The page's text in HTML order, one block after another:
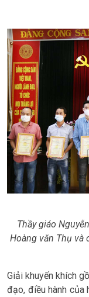
Thầy giáo
Hoàng văn Thụ và
Giải khuyến khích
đạo, điều hành của